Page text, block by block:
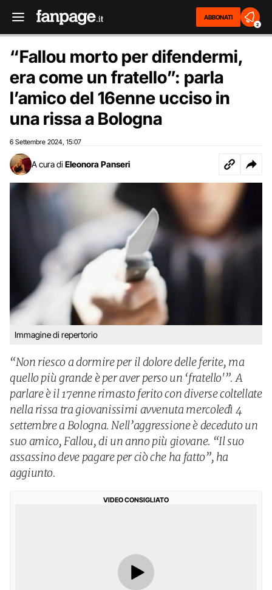
ABBONATI
2
“Fallou morto per difendermi,
era come un fratello”: parla
l’amico del 16enne ucciso in
una rissa a Bologna
6 Settembre 2024 15:07
A cura di Eleonora Panseri
Immagine di repertorio
“Non riesco a dormire per il dolore delle ferite, ma
quello più grande è per aver perso un ‘fratello'”. A
parlare è il 17enne rimasto ferito con diverse coltellate
nella rissa tra giovanissimi avvenuta mercoledì 4
settembre a Bologna. Nell’aggressione è deceduto un
suo amico, Fallou, di un anno più giovane. “Il suo
assassino deve pagare per ciò che ha fatto”, ha
aggiunto.
VIDEO CONSIGLIATO